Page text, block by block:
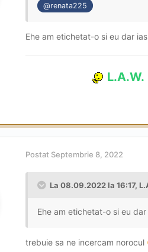
@renata225
Ehe am etichetat-o si eu dar
L.A.W.
Postat Septembrie 8, 2022
La 08.09.2022 la 16:17,
Ehe am etichetat-o si eu
trebuie sa ne incercam norocul